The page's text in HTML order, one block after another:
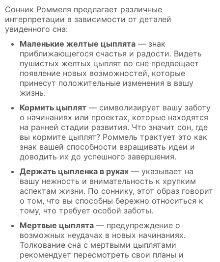
Сонник Роммеля предлагает различные
интерпретации в зависимости от деталей
увиденного сна:
Маленькие желтые цыплята — знак
приближающегося счастья и радости. Видеть
пушистых желтых цыплят во сне предвещает
появление новых возможностей, которые
принесут положительные изменения в вашу
жизнь.
Кормить цыплят — символизирует вашу заботу
о начинаниях или проектах, которые находятся
на ранней стадии развития. Что значит сон, где
вы кормите цыплят? Роммель трактует это как
знак вашей способности взращивать идеи и
доводить их до успешного завершения.
Держать цыпленка в руках — указывает на
вашу нежность и внимательность к хрупким
аспектам жизни. По соннику, этот образ говорит
о том, что вы способны бережно относиться к
тому, что требует особой заботы.
Мертвые цыплята — предупреждение о
возможных неудачах в новых начинаниях.
Толкование сна с мертвыми цыплятами
рекомендует пересмотреть свои планы и